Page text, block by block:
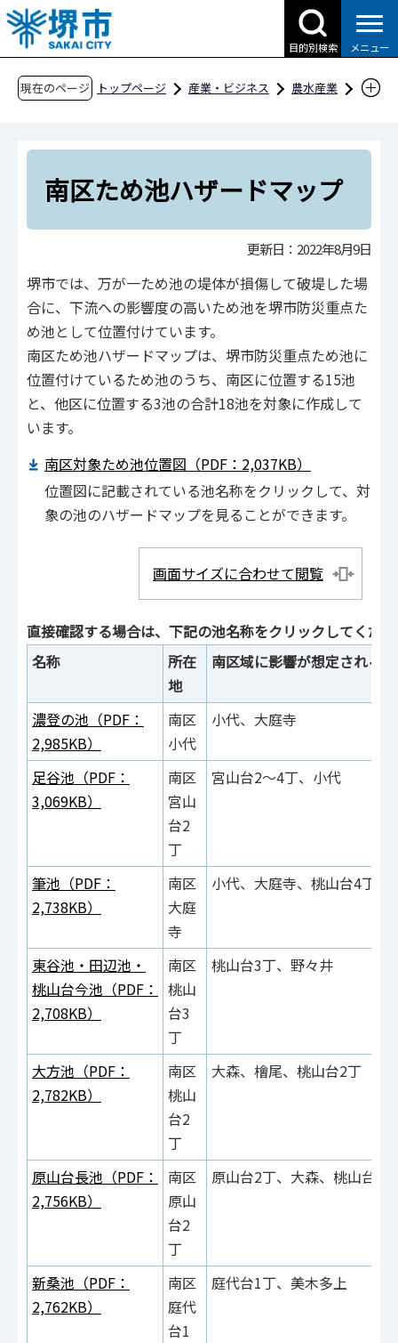
こ
の
ペ
目的別検索 メニュー
現在のページ トップページ 産業・ビジネス
農水産業
南区ため池ハザードマップ
南区ため池ハザードマップ
更新日：2022年8月9日
堺市では、万が一ため池の堤体が損傷して破堤した場
合に、下流への影響度の高いため池を堺市防災重点た
め池として位置付けています。
南区ため池ハザードマップは、堺市防災重点ため池に
位置付けているため池のうち、南区に位置する15池
と、他区に位置する3池の合計18池を対象に作成して
います。
南区対象ため池位置図（PDF：2,037KB）
位置図に記載されている池名称をクリックして、対
象の池のハザードマップを見ることができます。
画面サイズに合わせて閲覧
直接確認する場合は、下記の池名称をクリックしてくだ
名称
所在
地
南区域に影響が想定される
濃登の池（PDF：
2,985KB）
南区
小代
小代、大庭寺
足谷池（PDF：
3,069KB）
南区
宮山
台2
丁
宮山台2～4丁、小代
筆池（PDF：
2,738KB）
南区
大庭
寺
小代、大庭寺、桃山台4丁
東谷池・田辺池・
桃山台今池（PDF：
2,708KB）
南区
桃山
台3
丁
桃山台3丁、野々井
大方池（PDF：
2,782KB）
南区
桃山
台2
丁
大森、檜尾、桃山台2丁
原山台長池（PDF：
2,756KB）
南区
原山
台2
丁
原山台2丁、大森、桃山台2
新桑池（PDF：
2,762KB）
南区
庭代
台1
庭代台1丁、美木多上